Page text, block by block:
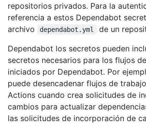
repositorios privados. Para la
referencia a estos Dependabot
archivo
dependabot.yml
de un
Dependabot los secretos pueden
secretos necesarios para los flujos
iniciados por Dependabot. Por
puede desencadenar flujos de
Actions cuando crea solicitudes de
cambios para actualizar
las solicitudes de incorporación de